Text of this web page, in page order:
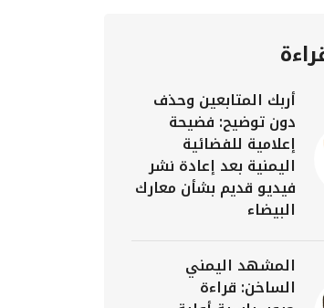
أربك المتابعين وحذف
دون توضيح: فضيحة
إعلامية للفضائية
اليمنية بعد إعادة نشر
فيديو قديم بشأن معارك
البيضاء
المشهد اليمني
الساخن: قراءة